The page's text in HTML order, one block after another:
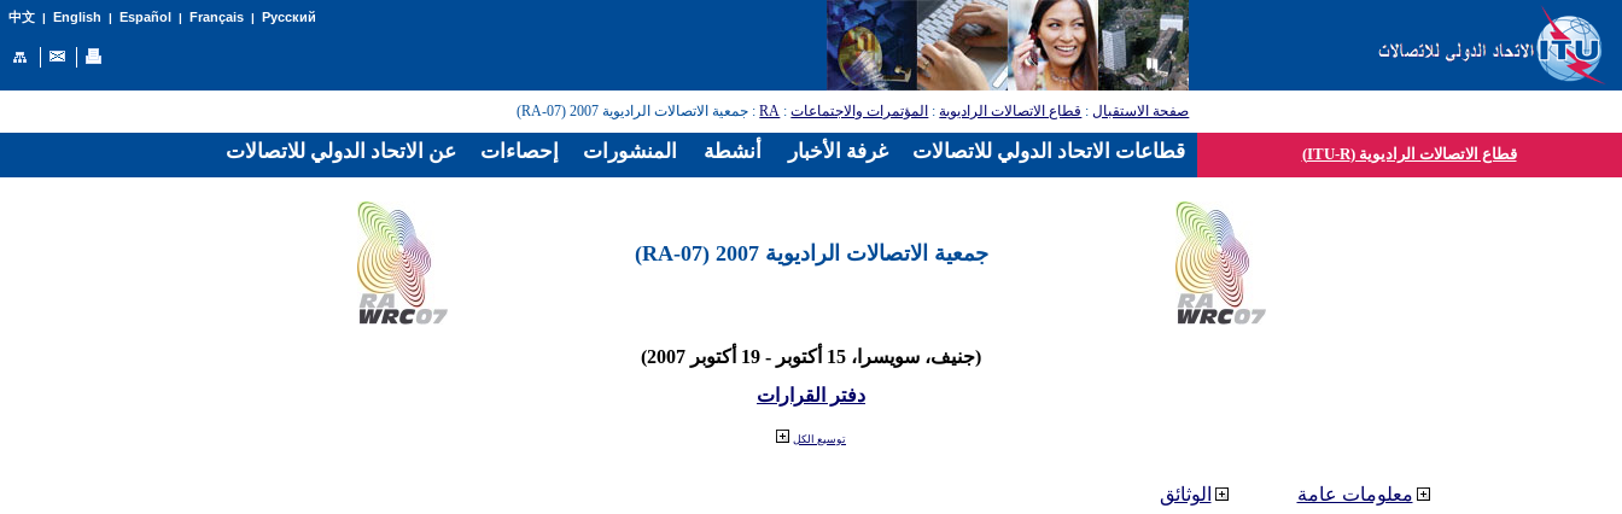
中文| English | Español | Français| Русский
صفحة الاستقبال: قطاع الاتصالات الراديوية: المؤتمرات والاجتماعات:
RA: جمعية الاتصالات الراديوية 2007 (RA-07)
قطاع الاتصالات الراديوية (ITU-R)
جمعية الاتصالات الراديوية 2007 (RA-07)
(جنيف، سويسرا، 15 أكتوبر - 19 أكتوبر 2007)
دفتر القرارات
توسيع الكل
الوثائق
معلومات عامة
عن الاتحاد الدولي للاتصالات إحصاءات المنشورات أنشطة غرفة الأخبار قطاعات الاتحاد الدولي للاتصالات